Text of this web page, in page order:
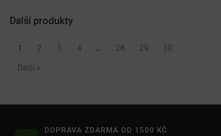
Další produkty
1 2 3 4 … 28 29 30
Další »
DOPRAVA ZDARMA OD 1500 KČ